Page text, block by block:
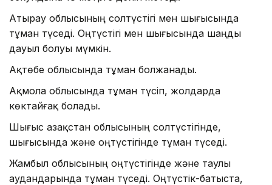
Атырау облысының солтүстігі мен шығысында
тұман түседі. Оңтүстігі мен шығысында шаңды
дауыл болуы мүмкін.
Ақтөбе облысында тұман болжанады.
Ақмола облысында тұман түсіп, жолдарда
көктайғақ болады.
Шығыс Қазақстан облысының солтүстігінде,
шығысында және оңтүстігінде тұман түседі.
Жамбыл облысының оңтүстігінде және таулы
аудандарында тұман түседі. Оңтүстік-батыста,